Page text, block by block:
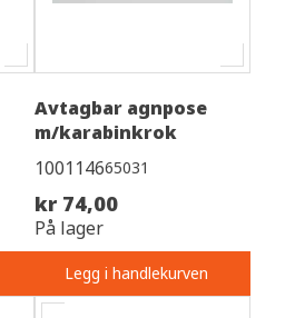
Avtagbar agnpose
m/karabinkrok
100114665031
kr 74,00
På lager
Legg i handlekurven